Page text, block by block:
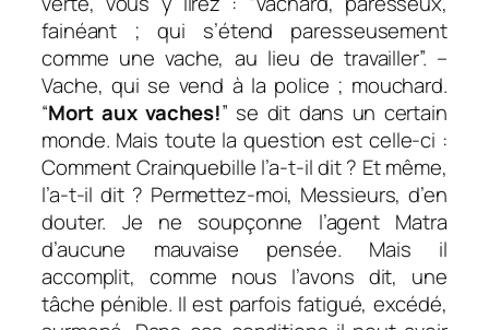
fainéant ; qui s’étend paresseusement
comme une vache, au lieu de travailler”. –
Vache, qui se vend à la police ; mouchard.
“Mort aux vaches!” se dit dans un certain
monde. Mais toute la question est celle-ci :
Comment Crainquebille l’a-t-il dit ? Et même,
l’a-t-il dit ? Permettez-moi, Messieurs, d’en
douter. Je ne soupçonne l’agent Matra
d’aucune mauvaise pensée. Mais il
accomplit, comme nous l’avons dit, une
tâche pénible. Il est parfois fatigué, excédé,